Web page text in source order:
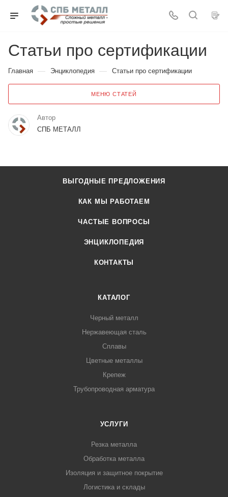
Статьи про сертификации
Главная — Энциклопедия — Статьи про сертификации
МЕНЮ СТАТЕЙ
Автор
СПБ МЕТАЛЛ
ВЫГОДНЫЕ ПРЕДЛОЖЕНИЯ
КАК МЫ РАБОТАЕМ
ЧАСТЫЕ ВОПРОСЫ
ЭНЦИКЛОПЕДИЯ
КОНТАКТЫ
КАТАЛОГ
Черный металл
Нержавеющая сталь
Сплавы
Цветные металлы
Крепеж
Трубопроводная арматура
УСЛУГИ
Резка металла
Обработка металла
Изоляция и защитное покрытие
Логистика и склады